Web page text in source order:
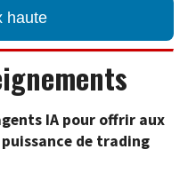
haute
IA pour offrir aux
de trading